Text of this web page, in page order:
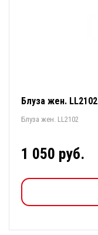
Блуза жен. LL2102
Блуза жен. LL2102
1 050 руб.